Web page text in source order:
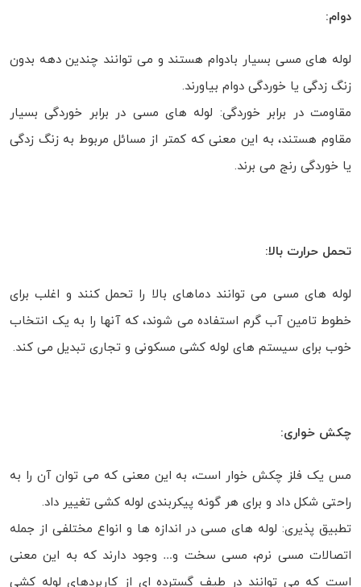
دوام:
لوله های مسی بسیار بادوام هستند و می توانند چندین دهه بدون
زنگ زدگی یا خوردگی دوام بیاورند.
مقاومت در برابر خوردگی: لوله های مسی در برابر خوردگی بسیار
مقاوم هستند، به این معنی که کمتر از مسائل مربوط به زنگ زدگی
یا خوردگی رنج می برند.
تحمل حرارت بالا:
لوله های مسی می توانند دماهای بالا را تحمل کنند و اغلب برای
خطوط تامین آب گرم استفاده می شوند، که آنها را به یک انتخاب
خوب برای سیستم های لوله کشی مسکونی و تجاری تبدیل می کند.
چکش خواری:
مس یک فلز چکش خوار است، به این معنی که می توان آن را به
راحتی شکل داد و برای هر گونه پیکربندی لوله کشی تغییر داد.
تطبیق پذیری: لوله های مسی در اندازه ها و انواع مختلفی از جمله
اتصالات مسی نرم، مسی سخت و… وجود دارند که به این معنی
است که می توانند در طیف گسترده ای از کاربردهای لوله کشی